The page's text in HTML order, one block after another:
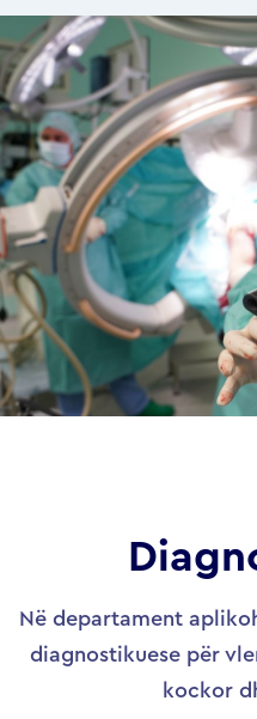
Në departament
diagnostikuese për
kockor